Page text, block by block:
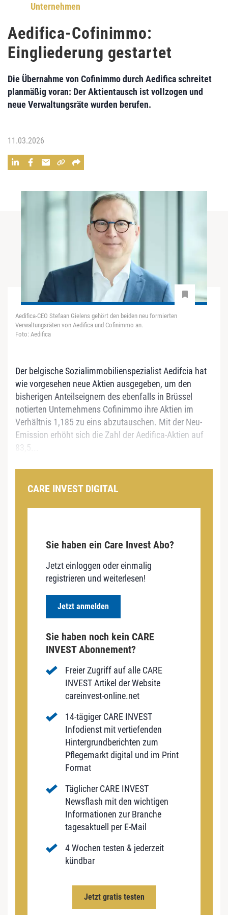
Unternehmen
Aedifica-Cofinimmo:
Eingliederung gestartet
Die Übernahme von Cofinimmo durch Aedifica schreitet
planmäßig voran: Der Aktientausch ist vollzogen und
neue Verwaltungsräte wurden berufen.
11.03.2026
Aedifica-CEO Stefaan Gielens gehört den beiden neu formierten
Verwaltungsräten von Aedifica und Cofinimmo an.
Foto: Aedifica
Der belgische Sozialimmobilienspezialist Aedifcia hat
wie vorgesehen neue Aktien ausgegeben, um den
bisherigen Anteilseignern des ebenfalls in Brüssel
notierten Unternehmens Cofinimmo ihre Aktien im
Verhältnis 1,185 zu eins abzutauschen. Mit der Neu-
Emission erhöht sich die Zahl der Aedifica-Aktien auf
83,5...
CARE INVEST DIGITAL
Sie haben ein Care Invest Abo?
Jetzt einloggen oder einmalig
registrieren und weiterlesen!
Jetzt anmelden
Sie haben noch kein CARE
INVEST Abonnement?
Freier Zugriff auf alle CARE
INVEST Artikel der Website
careinvest-online.net
14-tägiger CARE INVEST
Infodienst mit vertiefenden
Hintergrundberichten zum
Pflegemarkt digital und im Print
Format
Täglicher CARE INVEST
Newsflash mit den wichtigen
Informationen zur Branche
tagesaktuell per E-Mail
4 Wochen testen & jederzeit
kündbar
Jetzt gratis testen